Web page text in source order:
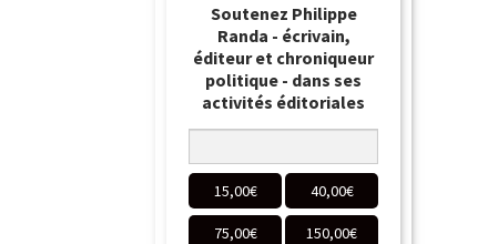
Soutenez Philippe
Randa - écrivain,
éditeur et chroniqueur
politique - dans ses
activités éditoriales
15,00€ 40,00€
75,00€ 150,00€